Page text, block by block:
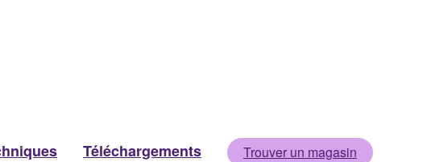
Téléchargements Trouver un magasin